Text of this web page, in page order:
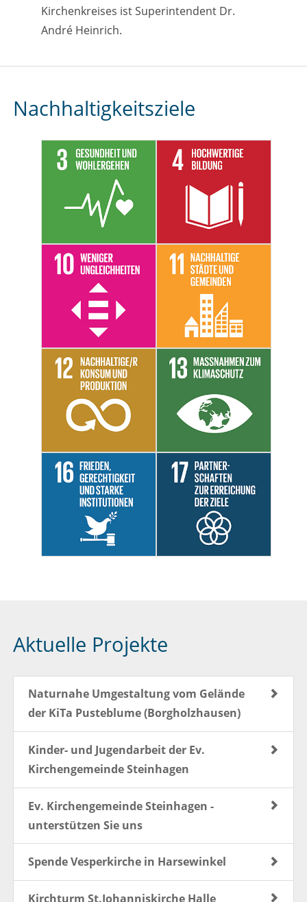
Kirchenkreises ist Superintendent Dr.
André Heinrich.
Nachhaltigkeitsziele
Aktuelle Projekte
Naturnahe Umgestaltung vom Gelände
der KiTa Pusteblume (Borgholzhausen)
Kinder- und Jugendarbeit der Ev.
Kirchengemeinde Steinhagen
Ev. Kirchengemeinde Steinhagen -
unterstützen Sie uns
Spende Vesperkirche in Harsewinkel
Kirchturm St.Johanniskirche Halle